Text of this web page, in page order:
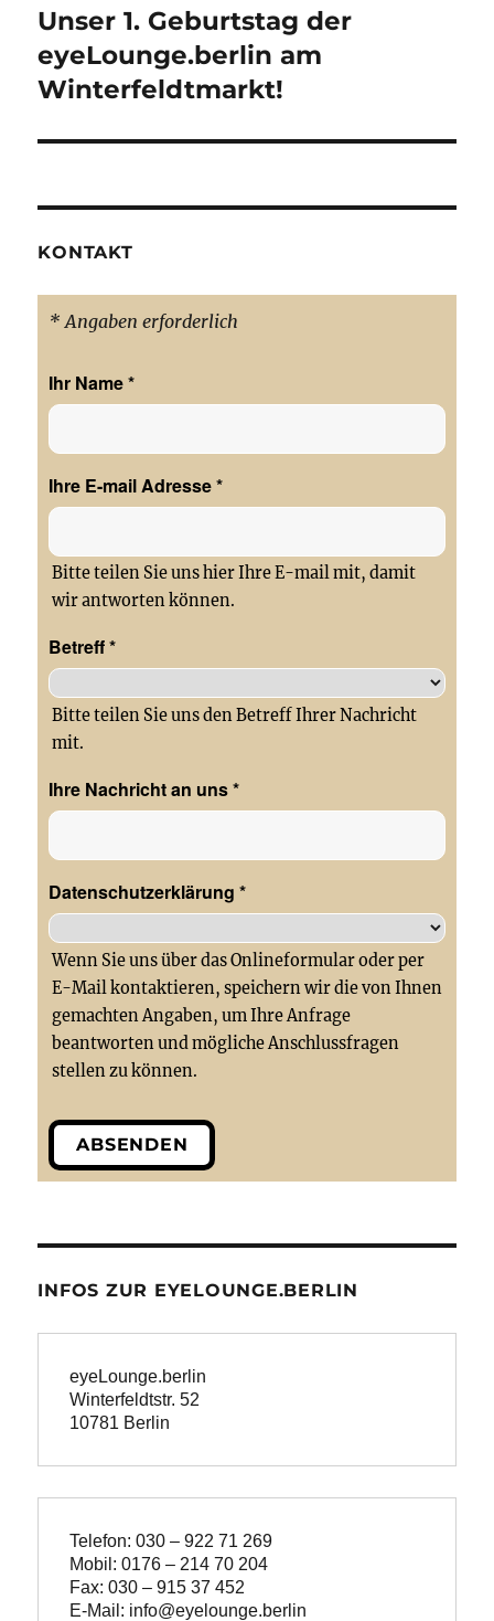
Nächster
Beitrag:
Unser 1. Geburtstag der
eyeLounge.berlin am
Winterfeldtmarkt!
KONTAKT
* Angaben erforderlich
Ihr Name*
Ihre E-mail Adresse*
Bitte teilen Sie uns hier Ihre E-mail mit, damit
wir antworten können.
Betreff*
Bitte teilen Sie uns den Betreff Ihrer Nachricht
mit.
Ihre Nachricht an uns*
Datenschutzerklärung*
Wenn Sie uns über das Onlineformular oder per
E-Mail kontaktieren, speichern wir die von Ihnen
gemachten Angaben, um Ihre Anfrage
beantworten und mögliche Anschlussfragen
stellen zu können.
ABSENDEN
INFOS ZUR EYELOUNGE.BERLIN
eyeLounge.berlin
Winterfeldtstr. 52
10781 Berlin
Telefon: 030 – 922 71 269
Mobil: 0176 – 214 70 204
Fax: 030 – 915 37 452
E-Mail: info@eyelounge.berlin